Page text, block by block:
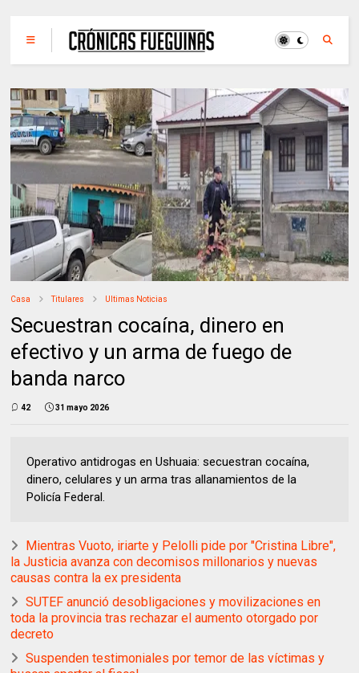
Casa Titulares Ultimas Noticias
Secuestran cocaína, dinero en
efectivo y un arma de fuego de
banda narco
42 31 mayo 2026
Operativo antidrogas en Ushuaia: secuestran cocaína,
dinero, celulares y un arma tras allanamientos de la
Policía Federal.
Mientras Vuoto, iriarte y Pelolli pide por "Cristina Libre",
la Justicia avanza con decomisos millonarios y nuevas
causas contra la ex presidenta
SUTEF anunció desobligaciones y movilizaciones en
toda la provincia tras rechazar el aumento otorgado por
decreto
Suspenden testimoniales por temor de las víctimas y